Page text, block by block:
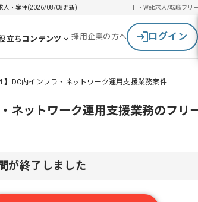
人・案件(2026/08/08更新) IT・Web求人/転職フリ
立ちコンテンツ 採用企業の方へ ログイン
】DC内インフラ・ネットワーク運用支援業務案件
ネットワーク運用支援業務のフリ
が終了しました